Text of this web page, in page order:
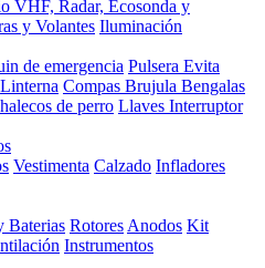
VHF, Radar, Ecosonda y
y Volantes Iluminación
de emergencia Pulsera Evita
Linterna Compas Brujula Bengalas
de perro Llaves Interruptor
Vestimenta Calzado Infladores
Baterias Rotores Anodos Kit
Instrumentos